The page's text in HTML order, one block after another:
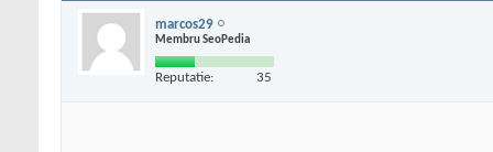
marcos29
Membru SeoPedia
Reputatie: 35